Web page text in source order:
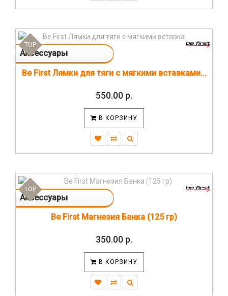
Аксессуары
TOP
Be First Лямки для тяги с мягкими вставками...
550.00 р.
В КОРЗИНУ
Аксессуары
TOP
Be First Магнезия Банка (125 гр)
350.00 р.
В КОРЗИНУ